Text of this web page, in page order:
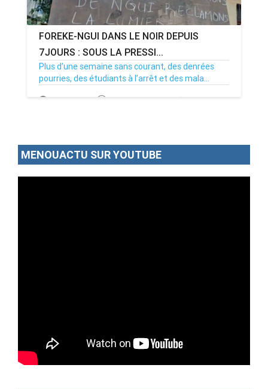
FOREKE-NGUI DANS LE NOIR DEPUIS
7JOURS : SOUS LA PRESSI...
Plus d’une semaine sans courant, des denrées
pourries, des étudiants à l’arrêt et des mala...
02/07/26 Par MenouActu 0
MENOUACTU SUR YOUTUBE